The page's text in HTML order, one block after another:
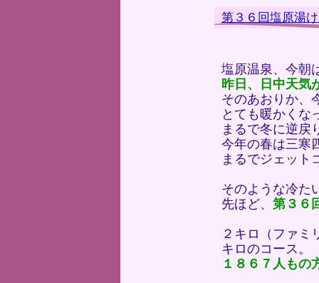
第３６回塩原湯
塩原温泉、今朝
昨日、日中天気
そのあおりか、
とても暖かくな
まるで冬に逆戻
今年の春は三寒
まるでジェット
そのような冷た
先ほど、 第３６
２キロ（ファミ
キロのコース。
１８６７人もの